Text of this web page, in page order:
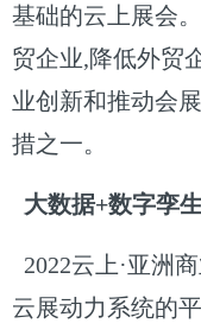
基础的云上展会
贸企业,降低外贸
业创新和推动会
措之一。
大数据+数字孪
2022云上·亚洲
云展动力系统的